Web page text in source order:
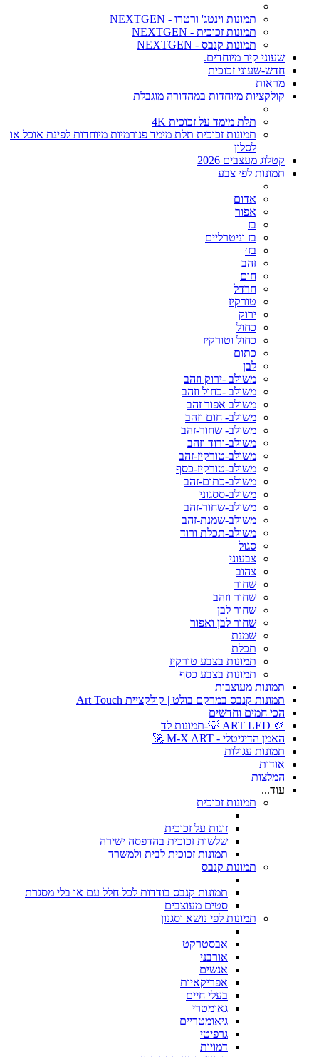
תמונות וינטג' ורטרו - NEXTGEN
תמונות זכוכית - NEXTGEN
תמונות קנבס - NEXTGEN
שעוני קיר מיוחדים.
חדש-שעוני זכוכית
מראות
קולקציות מיוחדות במהדורה מוגבלת
תלת מימד על זכוכית 4K
תמונות זכוכית תלת מימד פנורמיות מיוחדות לפינת אוכל או
לסלון
קטלוג מעצבים 2026
תמונות לפי צבע
אדום
אפור
בז
בז וניטרליים
בז׳
זהב
חום
חרדל
טורקיז
ירוק
כחול
כחול וטורקיז
כתום
לבן
משולב -ירוק וזהב
משולב -כחול וזהב
משולב אפור זהב
משולב- חום וזהב
משולב- שחור-זהב
משולב-ורוד וזהב
משולב-טורקיז-זהב
משולב-טורקיז-כסף
משולב-כתום-זהב
משולב-ססגוני
משולב-שחור-זהב
משולב-שמנת-זהב
משולב-תכלת ורוד
סגול
צבעוני
צהוב
שחור
שחור וזהב
שחור לבן
שחור לבן ואפור
שמנת
תכלת
תמונות בצבע טורקיז
תמונות בצבע כסף
תמונות מעוצבות
תמונות קנבס במרקם בולט | קולקציית Art Touch
הכי חמים וחדשים
🎨 ART LED 💡-תמונות לד
האמן הדיגיטלי - M-X ART 🚀
תמונות עגולות
אודות
המלצות
עוד...
תמונות זכוכית
זוגות על זכוכית
שלשות זכוכית בהדפסה ישירה
תמונות זכוכית לבית ולמשרד
תמונות קנבס
תמונות קנבס בודדות לכל חלל עם או בלי מסגרת
סטים מעוצבים
תמונות לפי נושא וסגנון
אבסטרקט
אורבני
אנשים
אפריקאיות
בעלי חיים
גאומטרי
גיאומטריים
גרפיטי
דמויות